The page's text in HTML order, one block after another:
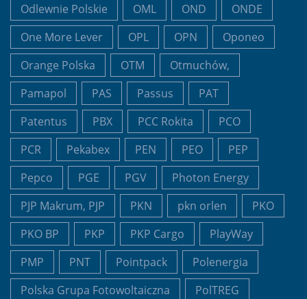
Odlewnie Polskie
OML OND
ONDE
One More Lever
OPL OPN
Oponeo
Orange Polska
OTM
Otmuchów,
Pamapol
PAS Passus
PAT
Patentus
PBX PCC Rokita
PCO
PCR
Pekabex PEN PEO
PEP
Pepco
PGE PGV
Photon Energy
PJP Makrum, PJP
PKN pkn orlen
PKO
PKO BP
PKP PKP Cargo
PlayWay
PMP
PNT Pointpack
Polenergia
Polska Grupa Fotowoltaiczna
PolTREG